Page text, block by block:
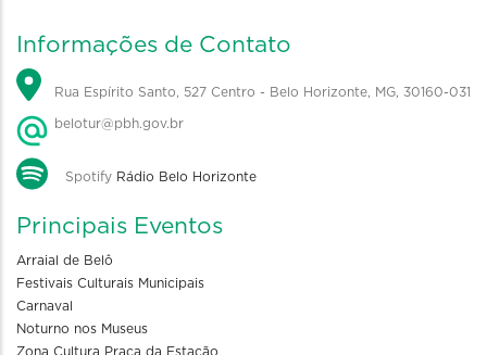
Informações de Contato
Rua Espírito Santo, 527 Centro - Belo Horizonte, MG, 30160-031
belotur@pbh.gov.br
Spotify Rádio Belo Horizonte
Principais Eventos
Arraial de Belô
Festivais Culturais Municipais
Carnaval
Noturno nos Museus
Zona Cultura Praça da Estação